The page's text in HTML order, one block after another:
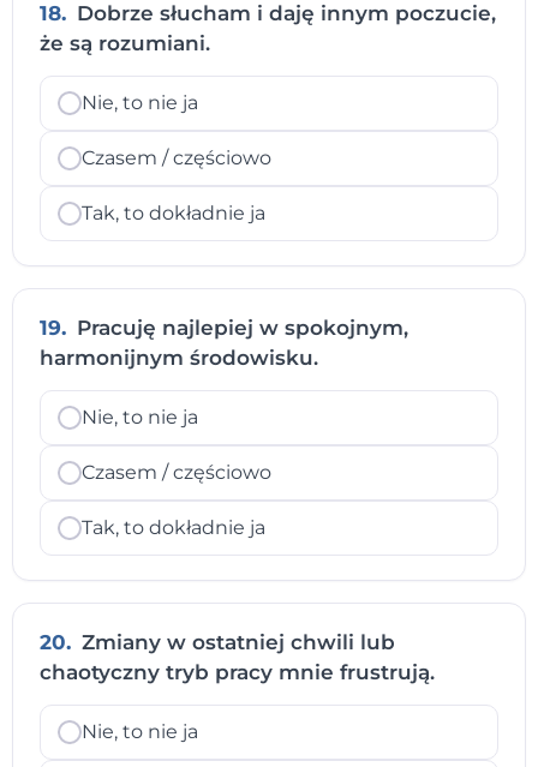
18. Dobrze słucham i daję innym poczucie,
że są rozumiani.
Nie, to nie ja
Czasem / częściowo
Tak, to dokładnie ja
19. Pracuję najlepiej w spokojnym,
harmonijnym środowisku.
Nie, to nie ja
Czasem / częściowo
Tak, to dokładnie ja
20. Zmiany w ostatniej chwili lub
chaotyczny tryb pracy mnie frustrują.
Nie, to nie ja